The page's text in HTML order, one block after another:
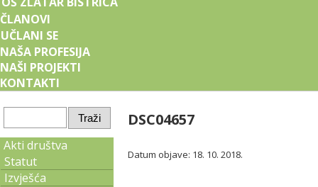
ČLANOVI
UČLANI SE
NAŠA PROFESIJA
NAŠI PROJEKTI
KONTAKTI
Akti društva
Statut
Izvješća
DSC04657
Datum objave: 18. 10. 2018.